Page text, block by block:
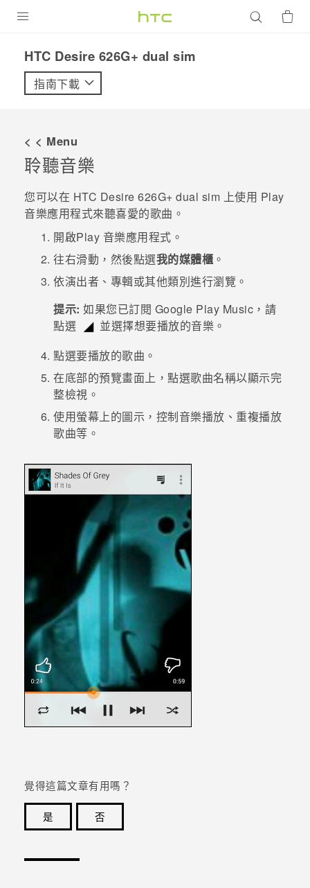
VIVE
配件
優惠專區
焦點訊息
銷售通路
支援服務
VIVELAND
HTC Desire 626G+ dual sim‎
指南下載
< < Menu
聆聽音樂
您可以在 HTC Desire 626G+ dual sim 上使用 Play
音樂應用程式來聽喜愛的歌曲。
開啟Play 音樂應用程式。
往右滑動，然後點選我的媒體櫃 。
依演出者、專輯或其他類別進行瀏覽。
提示: 如果您已訂閱 Google Play Music，請
點選
並選擇想要播放的音樂。
點選要播放的歌曲。
在底部的預覽畫面上，點選歌曲名稱以顯示完
整檢視。
使用螢幕上的圖示，控制音樂播放、重複播放
歌曲等。
覺得這篇文章有用嗎？
是
否